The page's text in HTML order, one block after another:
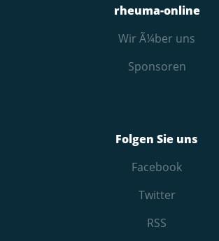
rheuma-online
Wir Ã¼ber uns
Sponsoren
Folgen Sie uns
Facebook
Twitter
RSS